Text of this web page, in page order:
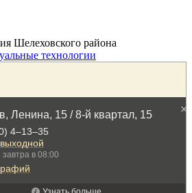
Шелеховского района
технологии